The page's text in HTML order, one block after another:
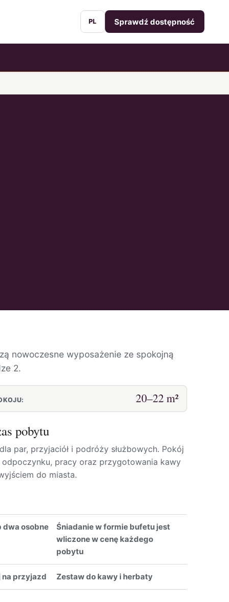
PL Sprawdź dostępność
nowoczesne wyposażenie ze spokojną
2.
20–22 m²
pobytu
par, przyjaciół i podróży służbowych. Pokój
pracy oraz przygotowania kawy
do miasta.
dwa osobne
Śniadanie w formie bufetu jest
wliczone w cenę każdego
pobytu
na przyjazd Zestaw do kawy i herbaty